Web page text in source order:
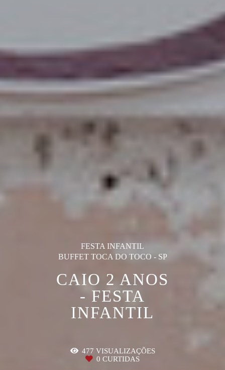
FESTA INFANTIL
BUFFET TOCA DO TOCO - SP
CAIO 2 ANOS
- FESTA
INFANTIL
477 VISUALIZAÇÕES
0 CURTIDAS